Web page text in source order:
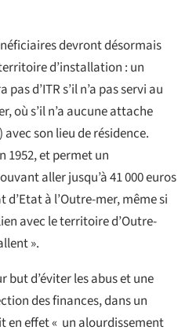
devront désormais
d’installation : un
d’ITR s’il n’a pas servi au
où s’il n’a aucune attache
son lieu de résidence.
1952, et permet un
aller jusqu’à 41 000 euros
à l’Outre-mer, même si
avec le territoire d’Outre-
».
but d’éviter les abus et une
des finances, dans un
en effet « un alourdissement